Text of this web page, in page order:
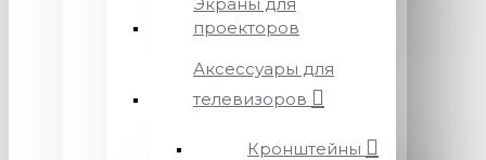
проекторов
Аксессуары для
телевизоров
Кронштейны